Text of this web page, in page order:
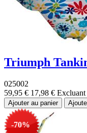
Triumph
025002
59,95 € 17,98 € Excluant
-70%